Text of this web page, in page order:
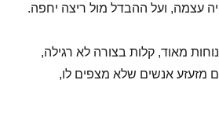
עצמה, ועל ההבדל מול ריצה יחפה.
מאוד, קלות בצורה לא רגילה,
מזעזע אנשים שלא מצפים לו,